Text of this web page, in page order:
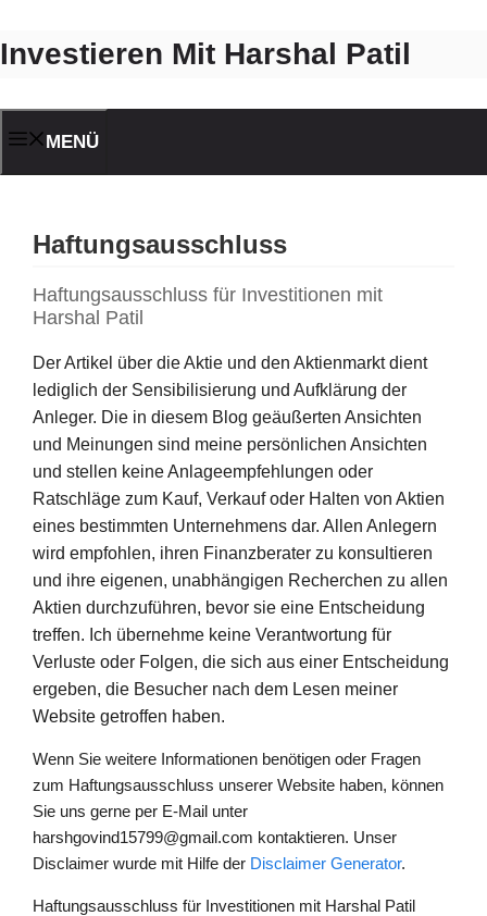
Zum
Inhalt
Investieren Mit Harshal Patil
MENÜ
Haftungsausschluss
Haftungsausschluss für Investitionen mit
Harshal Patil
Der Artikel über die Aktie und den Aktienmarkt dient
lediglich der Sensibilisierung und Aufklärung der
Anleger. Die in diesem Blog geäußerten Ansichten
und Meinungen sind meine persönlichen Ansichten
und stellen keine Anlageempfehlungen oder
Ratschläge zum Kauf, Verkauf oder Halten von Aktien
eines bestimmten Unternehmens dar. Allen Anlegern
wird empfohlen, ihren Finanzberater zu konsultieren
und ihre eigenen, unabhängigen Recherchen zu allen
Aktien durchzuführen, bevor sie eine Entscheidung
treffen. Ich übernehme keine Verantwortung für
Verluste oder Folgen, die sich aus einer Entscheidung
ergeben, die Besucher nach dem Lesen meiner
Website getroffen haben.
Wenn Sie weitere Informationen benötigen oder Fragen
zum Haftungsausschluss unserer Website haben, können
Sie uns gerne per E-Mail unter
harshgovind15799@gmail.com kontaktieren. Unser
Disclaimer wurde mit Hilfe der Disclaimer Generator.
Haftungsausschluss für Investitionen mit Harshal Patil